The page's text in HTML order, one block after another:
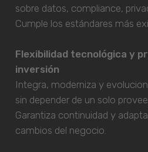
sobre datos, compliance,
Cumple los estándares más
Flexibilidad tecnológica y
inversión
Integra, moderniza y
sin depender de un solo
Garantiza continuidad y
cambios del negocio.